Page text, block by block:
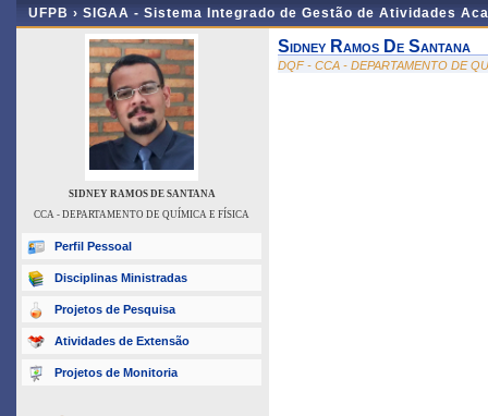
UFPB › SIGAA - Sistema Integrado de Gestão de Atividades
SIDNEY RAMOS DE SANTANA
CCA - DEPARTAMENTO DE QUÍMICA E FÍSICA
Perfil Pessoal
Disciplinas Ministradas
Projetos de Pesquisa
Atividades de Extensão
Projetos de Monitoria
Sidney Ramos De Santana
DQF - CCA - DEPARTAMENTO DE